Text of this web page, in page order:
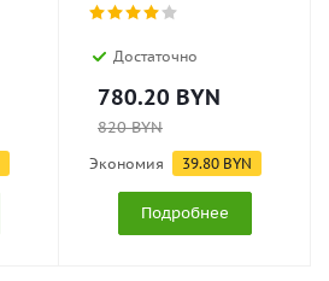
Достаточно
780.20 BYN
820BYN
Экономия 39.80 BYN
Подробнее